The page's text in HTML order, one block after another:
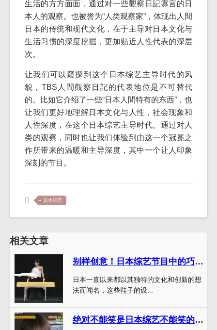
生活的方方面面，通过对一些觀察日記寡言的日
本人的观察。也被誉为“人类观察家”，体现出人間
日本的传统和现代文化，在于主导对日本文化与
生活习惯的深度挖掘，更加贴近人性代表的深层
次。
让我们可以窥探到这个日本综艺主导时代的风
貌，TBS人間觀察日記的代表地位是不可替代
的。比如它介绍了一些“日本人間特有的东西”，也
让我们更好地理解日本文化与人性，社会现象和
人性深度，在这个日本综艺主导时代。通过对人
类的观察，同时也让我们体验到由这一个冠冕之
作所带来的温暖和主导深度，其中一个让人印象
深刻的节目。
日本综艺
相关文章
别样创意！日本综艺节目中的巧克力门把手和鞋走红全球。
日本一直以来都以其独特的文化和创新的想
法而闻名，这些鞋子的设...
绝对不能笑是日本综艺不能笑的节目是什么？